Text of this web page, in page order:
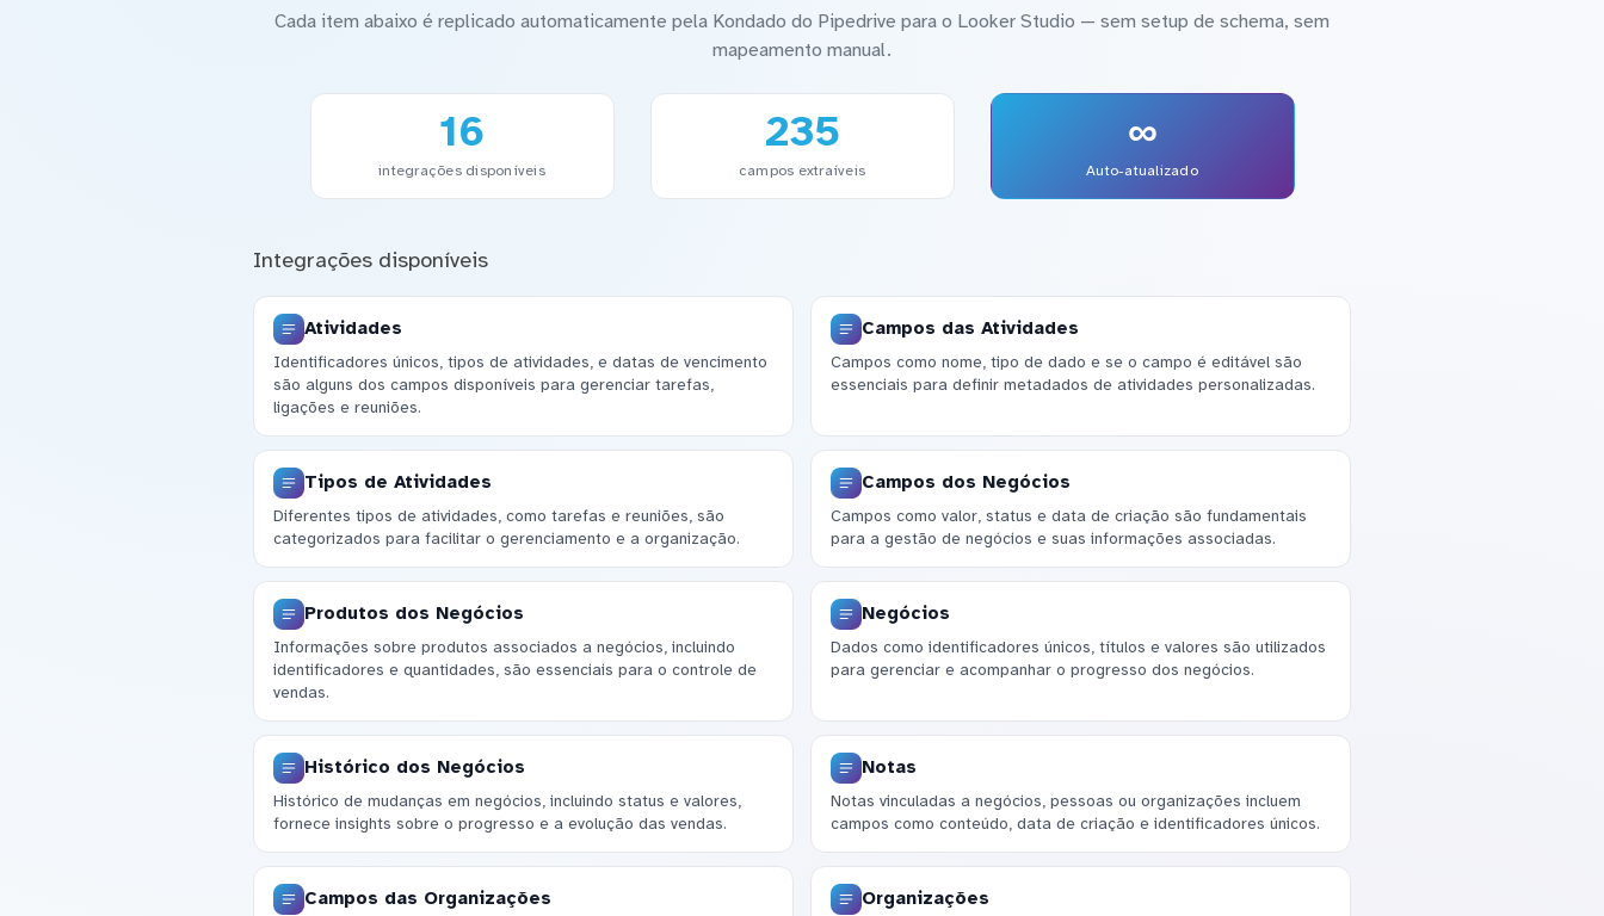
Cada item abaixo é replicado automaticamente pela Kondado do Pipedrive para o Looker Studio — sem setup de schema, sem
mapeamento manual.
16
integrações disponíveis
235
campos extraíveis
∞
Auto-atualizado
Integrações disponíveis
Atividades
Identificadores únicos, tipos de atividades, e datas de vencimento
são alguns dos campos disponíveis para gerenciar tarefas,
ligações e reuniões.
Campos das Atividades
Campos como nome, tipo de dado e se o campo é editável são
essenciais para definir metadados de atividades personalizadas.
Tipos de Atividades
Diferentes tipos de atividades, como tarefas e reuniões, são
categorizados para facilitar o gerenciamento e a organização.
Campos dos Negócios
Campos como valor, status e data de criação são fundamentais
para a gestão de negócios e suas informações associadas.
Produtos dos Negócios
Informações sobre produtos associados a negócios, incluindo
identificadores e quantidades, são essenciais para o controle de
vendas.
Negócios
Dados como identificadores únicos, títulos e valores são utilizados
para gerenciar e acompanhar o progresso dos negócios.
Histórico dos Negócios
Histórico de mudanças em negócios, incluindo status e valores,
fornece insights sobre o progresso e a evolução das vendas.
Notas
Notas vinculadas a negócios, pessoas ou organizações incluem
campos como conteúdo, data de criação e identificadores únicos.
Campos das Organizações Organizações